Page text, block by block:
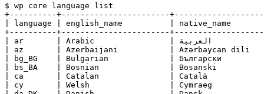
$ wp core language list
+----------+-----------------------
| language | english_name          |
+----------+-----------------------
| ar       | Arabic                | العربية             | uninstalled | 2014-09-04 15:44:04 |
| az       | Azerbaijani           | Azərbaycan dili
| bg_BG    | Bulgarian             | Български
| bs_BA    | Bosnian               | Bosanski
| ca       | Catalan               | Català              |
| cy       | Welsh                 | Cymraeg             |